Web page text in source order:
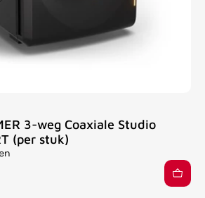
3-weg Coaxiale Studio
(per stuk)